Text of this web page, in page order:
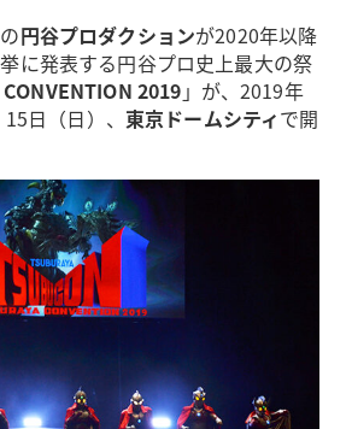
円谷プロダクションが2020年以降
に発表する円谷プロ史上最大の祭
2019 」が、2019年
日（日）、 東京ドームシティで開